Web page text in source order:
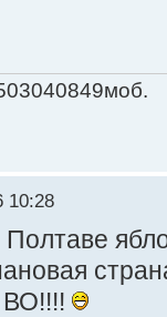
10:28
ВО!!!!